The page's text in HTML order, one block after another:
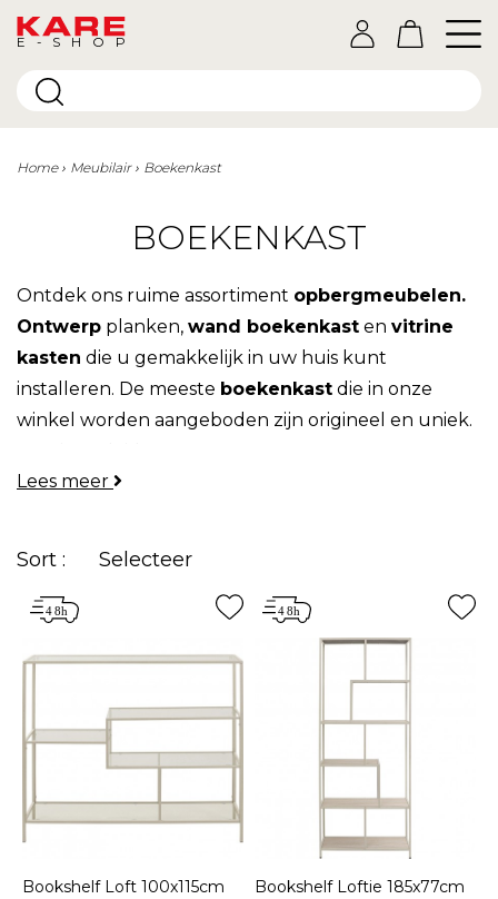
E-SHOP
Home Meubilair Boekenkast
BOEKENKAST
Ontdek ons ruime assortiment opbergmeubelen.
Ontwerp planken, wand boekenkast en vitrine
kasten die u gemakkelijk in uw huis kunt
installeren. De meeste boekenkast die in onze
winkel worden aangeboden zijn origineel en uniek.
Lees meer
Sort : Selecteer
Bookshelf Loft 100x115cm
Bookshelf Loftie 185x77cm